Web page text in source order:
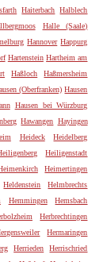
Haiterbach Halblech
Halle (Saale)
Hannover Happurg
Hartenstein Hartheim am
Haßloch
Haßmersheim
(Oberfranken) Hausen
Hausen bei Würzburg
Hawangen Hayingen
Heideck
Heidelberg
Heiligenstadt
Heimertingen
Heldenstein
Helmbrechts
Hemmingen
Hemsbach
Herbrechtingen
Hermaringen
Herrieden
Herrischried